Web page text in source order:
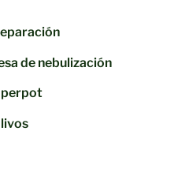
de nebulización